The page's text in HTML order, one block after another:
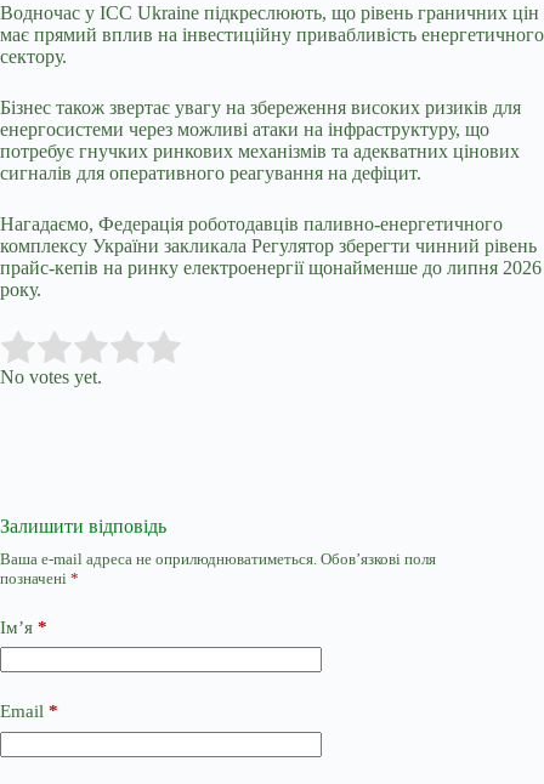
Водночас у ICC Ukraine підкреслюють, що рівень граничних цін
має прямий вплив на інвестиційну привабливість енергетичного
сектору.
Бізнес також звертає увагу на збереження високих ризиків для
енергосистеми через можливі атаки на інфраструктуру, що
потребує гнучких ринкових механізмів та адекватних цінових
сигналів для оперативного реагування на дефіцит.
Нагадаємо, Федерація роботодавців паливно-енергетичного
комплексу України закликала Регулятор зберегти чинний рівень
прайс-кепів на ринку електроенергії щонайменше до липня 2026
року.
Rate this item:
No votes yet.
Залишити відповідь
Ваша e-mail адреса не оприлюднюватиметься. Обов’язкові поля
позначені *
Ім’я *
Email *